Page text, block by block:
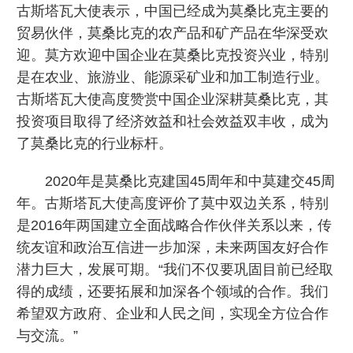
古斯塔瓦大使表示，中国已经成为莫桑比克主要的
贸易伙伴，莫桑比克的农产品和矿产品在华深受欢
迎。莫方欢迎中国企业在莫桑比克投资兴业，特别
是在农业、旅游业、能源采矿业和加工制造行业。
古斯塔瓦大使高度赞赏中国企业深耕莫桑比克，其
投资项目取得了经济效益和社会效益双丰收，成为
了莫桑比克的行业标杆。
2020年是莫桑比克建国45周年和中莫建交45周
年。古斯塔瓦大使高度评价了莫中双边关系，特别
是2016年两国建立全面战略合作伙伴关系以来，传
统友谊和政治互信进一步加深，未来两国友好合作
潜力巨大，发展可期。“我们不仅要巩固目前已经取
得的成绩，还要拓展和加深各个领域的合作。我们
希望双方政府、企业和人民之间，实现全方位合作
与交流。”